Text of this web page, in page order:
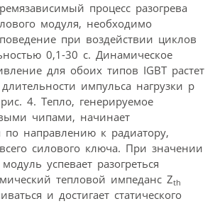
процесс разогрева
модуля, необходимо
при воздействии циклов
0,1-30 с. Динамическое
для обоих типов IGBT растет
импульса нагрузки р
4. Тепло, генерируемое
чипами, начинает
по направлению к радиатору,
силового ключа. При значении
успевает разогреться
тепловой импеданс Zth
и достигает статического